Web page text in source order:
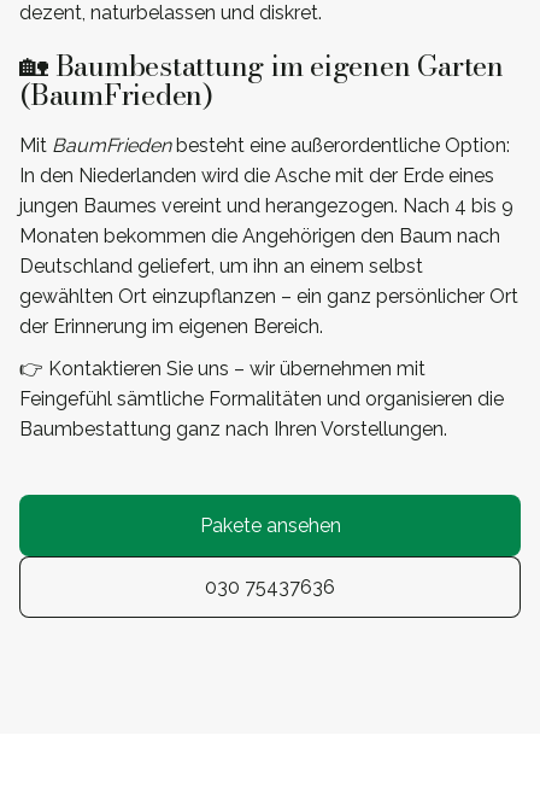
dezent, naturbelassen und diskret.
🏡 Baumbestattung im eigenen Garten
(BaumFrieden)
Mit BaumFriedenbesteht eine außerordentliche Option:
In den Niederlanden wird die Asche mit der Erde eines
jungen Baumes vereint und herangezogen. Nach 4 bis 9
Monaten bekommen die Angehörigen den Baum nach
Deutschland geliefert, um ihn an einem selbst
gewählten Ort einzupflanzen – ein ganz persönlicher Ort
der Erinnerung im eigenen Bereich.
👉 Kontaktieren Sie uns – wir übernehmen mit
Feingefühl sämtliche Formalitäten und organisieren die
Baumbestattung ganz nach Ihren Vorstellungen.
Pakete ansehen
030 75437636